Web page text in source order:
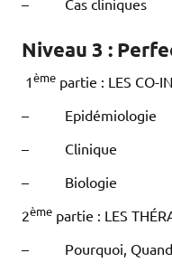
– Cas cliniques
Niveau 3 :
1ème partie : LES CO-
– Epidémiologie
– Clinique
– Biologie
2ème partie : LES
– Pourquoi, Quand,